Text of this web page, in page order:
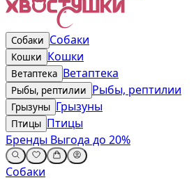
Собаки Собаки
Кошки Кошки
Ветаптека Ветаптека
Рыбы, рептилии Рыбы, рептилии
Грызуны Грызуны
Птицы Птицы
Бренды Выгода до 20%
Собаки